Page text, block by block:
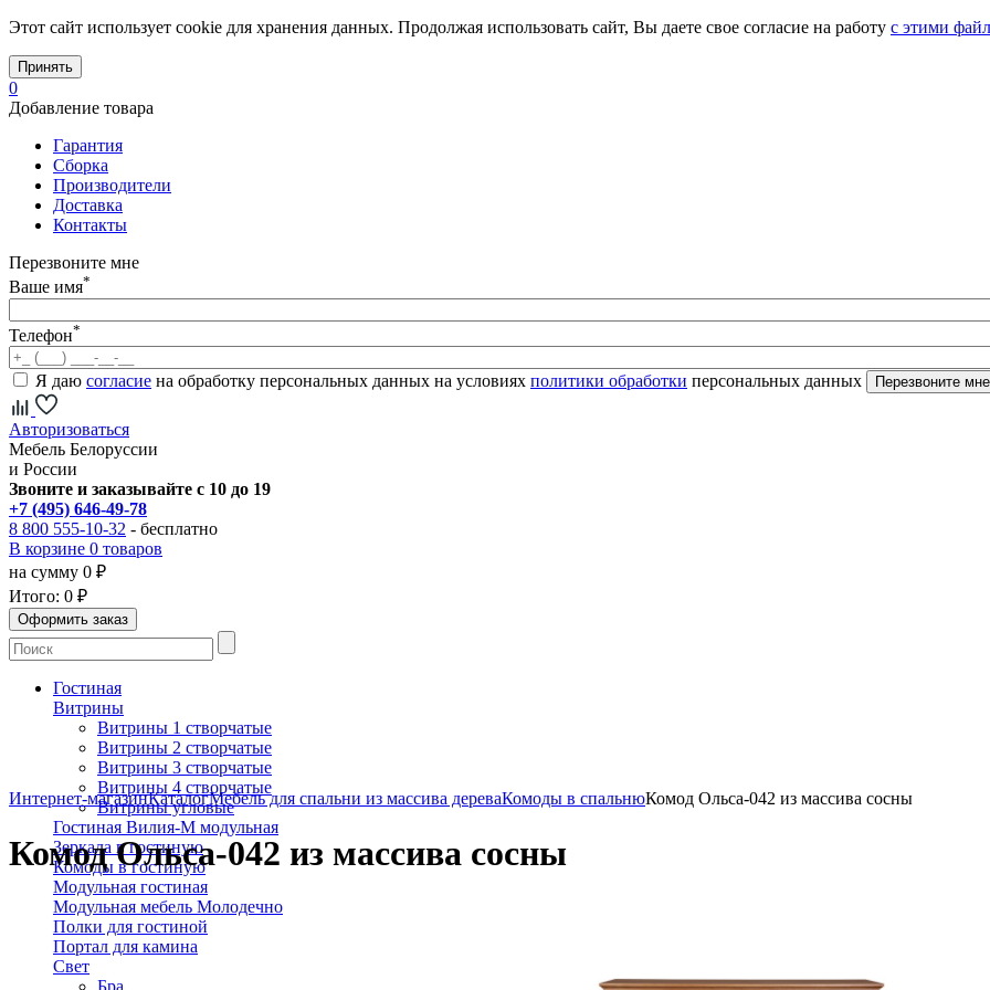
Этот сайт использует cookie для хранения данных. Продолжая использовать сайт, Вы даете свое согласие на работу с этими
Принять
0
Добавление товара
Гарантия
Сборка
Производители
Доставка
Контакты
Перезвоните мне
Ваше имя*
Телефон*
Я даю согласие на обработку персональных данных на условиях политики обработки персональных данных
Авторизоваться
Мебель Белоруссии
и России
Звоните и заказывайте с 10 до 19
+7 (495) 646-49-78
8 800 555-10-32 - бесплатно
В корзине 0 товаров
на сумму 0 ₽
Итого: 0 ₽
Гостиная
Витрины
Витрины 1 створчатые
Витрины 2 створчатые
Витрины 3 створчатые
Витрины 4 створчатые
Витрины угловые
Гостиная Вилия-М модульная
Зеркала в гостиную
Комоды в гостиную
Модульная гостиная
Модульная мебель Молодечно
Полки для гостиной
Портал для камина
Свет
Интернет-магазинКаталогМебель для спальни из массива дереваКомоды в спальнюКомод Ольса-042 из массива сосны
Комод Ольса-042 из массива сосны